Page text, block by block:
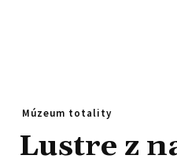
Múzeum totality
Lustre z